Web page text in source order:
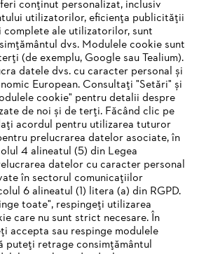
WIRD NICHT
conținut personalizat, inclusiv
utilizatorilor, eficiența publicității
ale utilizatorilor, sunt
dvs. Modulele cookie sunt
(de exemplu, Google sau Tealium).
datele dvs. cu caracter personal și
European. Consultați "Setări" și
cookie" pentru detalii despre
de noi și de terți. Făcând clic pe
acordul pentru utilizarea tuturor
prelucrarea datelor asociate, în
4 alineatul (5) din Legea
datelor cu caracter personal
în sectorul comunicațiilor
6 alineatul (1) litera (a) din RGPD.
toate", respingeți utilizarea
care nu sunt strict necesare. În
accepta sau respinge modulele
puteți retrage consimțământul